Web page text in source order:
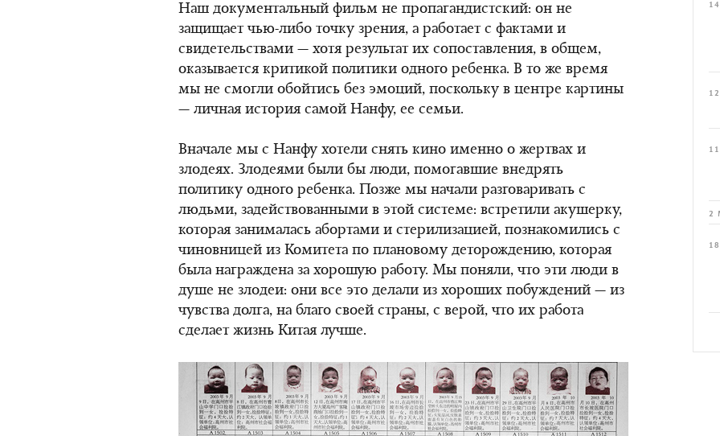
Наш документальный фильм не пропагандистский: он не
защищает чью-либо точку зрения, а работает с фактами и
свидетельствами — хотя результат их сопоставления, в общем,
оказывается критикой политики одного ребенка. В то же время
мы не смогли обойтись без эмоций, поскольку в центре картины
— личная история самой Нанфу, ее семьи.
Вначале мы с Нанфу хотели снять кино именно о жертвах и
злодеях. Злодеями были бы люди, помогавшие внедрять
политику одного ребенка. Позже мы начали разговаривать с
людьми, задействованными в этой системе: встретили акушерку,
которая занималась абортами и стерилизацией, познакомились с
чиновницей из Комитета по плановому деторождению, которая
была награждена за хорошую работу. Мы поняли, что эти люди в
душе не злодеи: они все это делали из хороших побуждений — из
чувства долга, на благо своей страны, с верой, что их работа
сделает жизнь Китая лучше.
2